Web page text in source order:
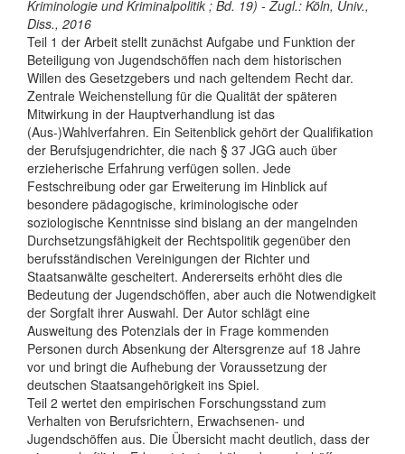
Kriminologie und Kriminalpolitik ; Bd. 19) - Zugl.: Köln, Univ.,
Diss., 2016
Teil 1 der Arbeit stellt zunächst Aufgabe und Funktion der
Beteiligung von Jugendschöffen nach dem historischen
Willen des Gesetzgebers und nach geltendem Recht dar.
Zentrale Weichenstellung für die Qualität der späteren
Mitwirkung in der Hauptverhandlung ist das
(Aus-)Wahlverfahren. Ein Seitenblick gehört der Qualifikation
der Berufsjugendrichter, die nach § 37 JGG auch über
erzieherische Erfahrung verfügen sollen. Jede
Festschreibung oder gar Erweiterung im Hinblick auf
besondere pädagogische, kriminologische oder
soziologische Kenntnisse sind bislang an der mangelnden
Durchsetzungsfähigkeit der Rechtspolitik gegenüber den
berufsständischen Vereinigungen der Richter und
Staatsanwälte gescheitert. Andererseits erhöht dies die
Bedeutung der Jugendschöffen, aber auch die Notwendigkeit
der Sorgfalt ihrer Auswahl. Der Autor schlägt eine
Ausweitung des Potenzials der in Frage kommenden
Personen durch Absenkung der Altersgrenze auf 18 Jahre
vor und bringt die Aufhebung der Voraussetzung der
deutschen Staatsangehörigkeit ins Spiel.
Teil 2 wertet den empirischen Forschungsstand zum
Verhalten von Berufsrichtern, Erwachsenen- und
Jugendschöffen aus. Die Übersicht macht deutlich, dass der